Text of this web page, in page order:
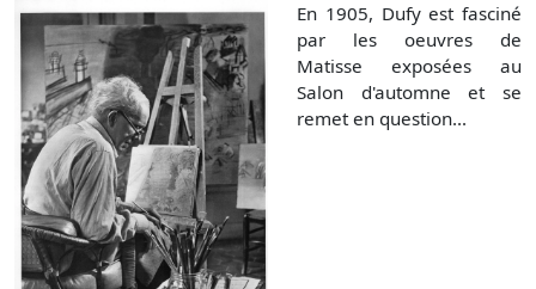
En 1905, Dufy est fasciné
par les oeuvres de
Matisse exposées au
Salon d'automne et se
remet en question...